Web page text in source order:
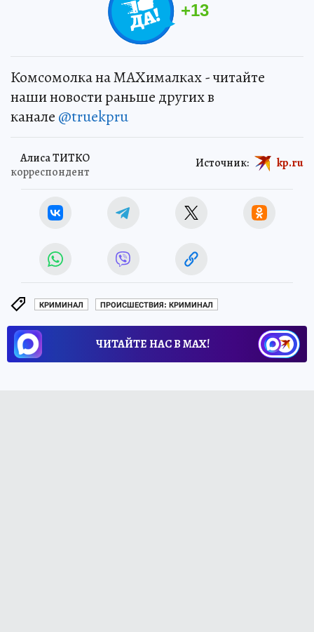
+13
Комсомолка на MAXималках - читайте
наши новости раньше других в
канале @truekpru
Алиса ТИТКО
корреспондент
Источник: kp.ru
КРИМИНАЛ ПРОИСШЕСТВИЯ: КРИМИНАЛ
ЧИТАЙТЕ НАС В МАХ!